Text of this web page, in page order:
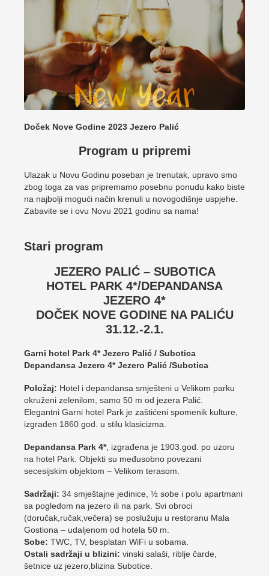
Doček Nove Godine 2023 Jezero Palić
Program u pripremi
Ulazak u Novu Godinu poseban je trenutak, upravo smo
zbog toga za vas pripremamo posebnu ponudu kako biste
na najbolji mogući način krenuli u novogodišnje uspjehe.
Zabavite se i ovu Novu 2021 godinu sa nama!
Stari program
JEZERO PALIĆ – SUBOTICA
HOTEL PARK 4*/DEPANDANSA
JEZERO 4*
DOČEK NOVE GODINE NA PALIĆU
31.12.-2.1.
Garni hotel Park 4* Jezero Palić / Subotica
Depandansa Jezero 4* Jezero Palić /Subotica
Položaj: Hotel i depandansa smješteni u Velikom parku
okruženi zelenilom, samo 50 m od jezera Palić.
Elegantni Garni hotel Park je zaštićeni spomenik kulture,
izgrađen 1860 god. u stilu klasicizma.
Depandansa Park 4*, izgrađena je 1903.god. po uzoru
na hotel Park. Objekti su međusobno povezani
secesijskim objektom – Velikom terasom.
Sadržaji: 34 smještajne jedinice, ½ sobe i polu apartmani
sa pogledom na jezero ili na park. Svi obroci
(doručak,ručak,večera) se poslužuju u restoranu Mala
Gostiona – udaljenom od hotela 50 m.
Sobe: TWC, TV, besplatan WiFi u sobama.
Ostali sadržaji u blizini: vinski salaši, riblje čarde,
šetnice uz jezero,blizina Subotice.